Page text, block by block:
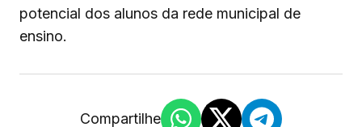
potencial dos alunos da rede municipal de
ensino.
Compartilhe